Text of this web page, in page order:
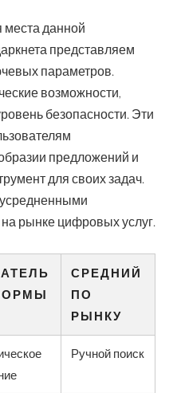
места данной
представляем
параметров.
возможности,
безопасности. Эти
предложений и
для своих задач.
рынке цифровых услуг.
СРЕДНИЙ
ПО
РЫНКУ
Ручной поиск